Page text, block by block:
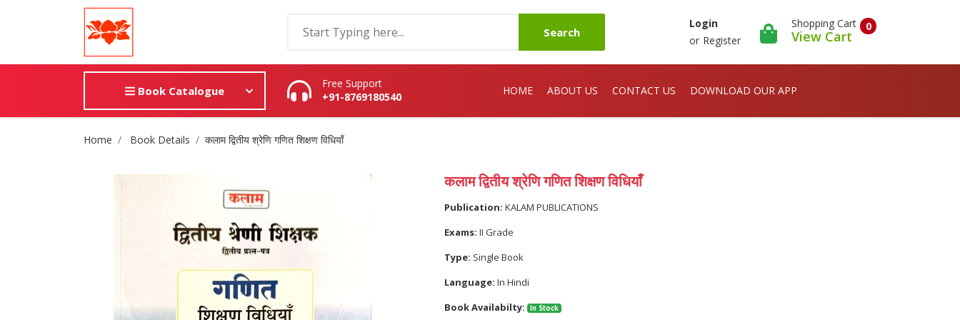
Search
Login
or Register
0
Shopping Cart
View Cart
Book Catalogue
Free Support
+91-8769180540
HOME ABOUT US CONTACT US DOWNLOAD OUR APP
Site Breadcrumb
Home Book Details कलाम द्वितीय श्रेणि गणित शिक्षण विधियाँ
कलाम द्वितीय श्रेणि गणित शिक्षण विधियाँ
Publication: KALAM PUBLICATIONS
Exams: II Grade
Type: Single Book
Language: In Hindi
Book Availabilty:
In Stock